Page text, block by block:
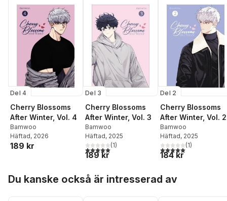
Del 4
Cherry Blossoms
After Winter, Vol. 4
Bamwoo
Häftad, 2026
189 kr
Del 3
Cherry Blossoms
After Winter, Vol. 3
Bamwoo
Häftad, 2025
5,0utav 5 stjärnor. Totalt antal röster:
(1)
189 kr
Del 2
Cherry Blossoms
After Winter, Vol. 2
Bamwoo
Häftad, 2025
5,0utav 5 stjärnor.
(1)
184 kr
Du kanske också är intresserad av